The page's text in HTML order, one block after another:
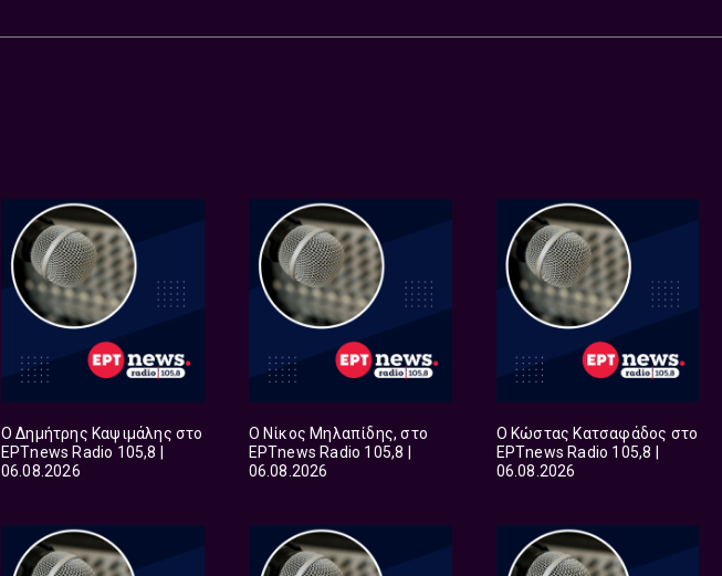
Ο Δημήτρης Καψιμάλης στο
ΕΡΤnews Radio 105,8 |
06.08.2026
Ο Νίκος Μηλαπίδης, στο
ΕΡΤnews Radio 105,8 |
06.08.2026
Ο Κώστας Κατσαφάδος στο
ΕΡΤnews Radio 105,8 |
06.08.2026